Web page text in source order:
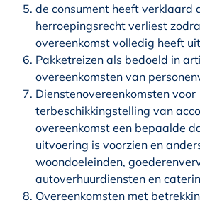
de consument heeft verklaard
herroepingsrecht verliest
overeenkomst volledig heeft
Pakketreizen als bedoeld in
overeenkomsten van
Dienstenovereenkomsten voor
terbeschikkingstelling van
overeenkomst een bepaalde
uitvoering is voorzien en
woondoeleinden,
autoverhuurdiensten en
Overeenkomsten met